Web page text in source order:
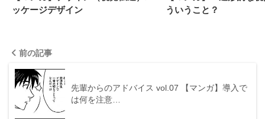
ッケージデザイン
ういうこと？
前の記事
先輩からのアドバイス vol.07 【マンガ】導入で
は何を注意…